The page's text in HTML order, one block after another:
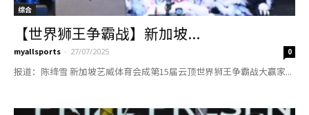
综合
【世界狮王争霸战】新加坡...
myallsports - 27/07/2025 0
报道：陈绛雪 新加坡艺威体育会成第15届云顶世界狮王争霸战大赢家...